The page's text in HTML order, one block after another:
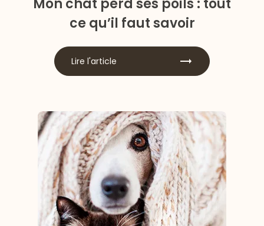
Mon chat perd ses poils : tout
ce qu’il faut savoir
Lire l'article